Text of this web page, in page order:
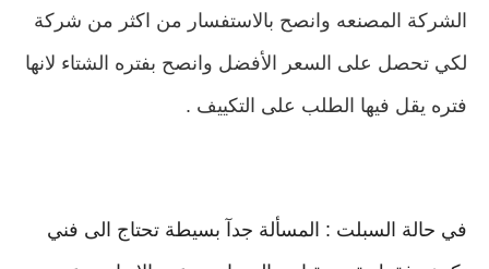
الشركة المصنعه وانصح بالاستفسار من اكثر من شركة
لكي تحصل على السعر الأفضل وانصح بفتره الشتاء لانها
فتره يقل فيها الطلب على التكييف .
في حالة السبلت : المسألة جدآ بسيطة تحتاج الى فني